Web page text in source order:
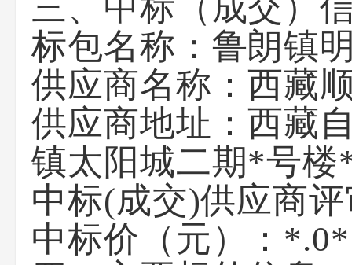
三、中标（成交）
标包名称：鲁朗镇
供应商名称：西藏
供应商地址：西藏
镇太阳城二期*号
中标(成交)供应商
中标价（元）：*.0*